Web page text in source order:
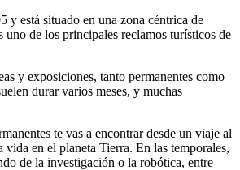
y está situado en una zona céntrica de
uno de los principales reclamos turísticos de
y exposiciones, tanto permanentes como
durar varios meses, y muchas
te vas a encontrar desde un viaje al
vida en el planeta Tierra. En las temporales,
de la investigación o la robótica, entre